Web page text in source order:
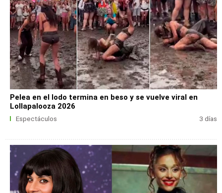
Pelea en el lodo termina en beso y se vuelve viral en
Lollapalooza 2026
Espectáculos 3 días